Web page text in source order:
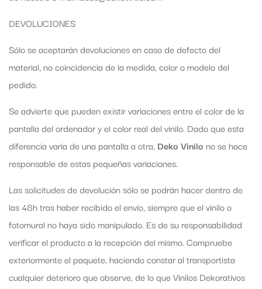
DEVOLUCIONES
Sólo se aceptarán devoluciones en caso de defecto del
material, no coincidencia de la medida, color o modelo del
pedido.
Se advierte que pueden existir variaciones entre el color de la
pantalla del ordenador y el color real del vinilo. Dado que esta
diferencia varia de una pantalla a otra, Deko Vinilo no se hace
responsable de estas pequeñas variaciones.
Las solicitudes de devolución sólo se podrán hacer dentro de
las 48h tras haber recibido el envío, siempre que el vinilo o
fotomural no haya sido manipulado. Es de su responsabilidad
verificar el producto a la recepción del mismo. Compruebe
exteriormente el paquete, haciendo constar al transportista
cualquier deterioro que observe, de lo que Vinilos Dekorativos